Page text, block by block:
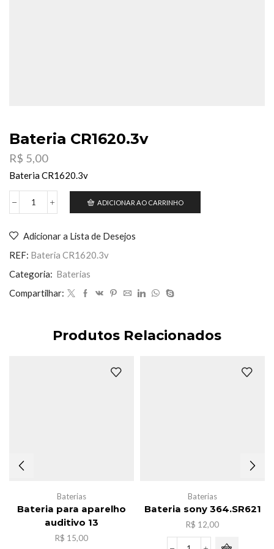
Bateria CR1620.3v
R$ 5,00
Bateria CR1620.3v
Bateria
ADICIONAR AO CARRINHO
Adicionar a Lista de Desejos
REF: Bateria CR1620.3v
Categoria: Baterias
Compartilhar:
Produtos Relacionados
Baterias
Bateria para aparelho
auditivo 13
R$ 15,00
Baterias
Bateria sony 364.SR621
R$ 12,00